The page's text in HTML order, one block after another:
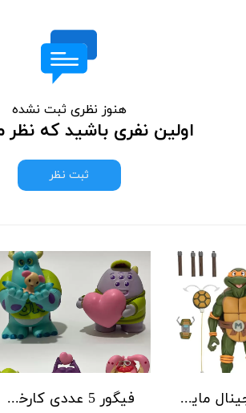
هنوز نظری ثبت نشده
اولین نفری باشید که
ثبت نظر
فیگور 5 عددی کارخانه هیولاها فیگور اورجینال مایکل آنجلو لاکپشتهای نینجا برند نکا